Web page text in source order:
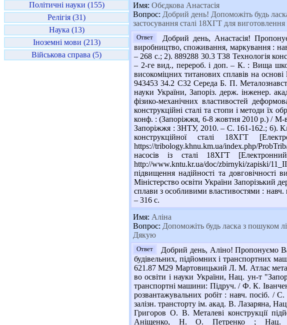
Політичні науки (155)
Релігія (31)
Наука (13)
Іноземні мови (213)
Військова справа (5)
Имя: Обєдкова Анастасія
Вопрос: Добрий день! Допоможіть будь
застосування сталі 18ХГТ для виготовлення
Ответ
Добрий день, Анастасія!
виробництво, споживання, маркування :
– 268 с.; 2). 889288 30.3 Т38 Технологія
– 2-ге вид., перероб. і доп. – К. : Вища
високоміцних титанових сплавів на
943453 34.2 С32 Середа Б. П.
науки України, Запоріз. держ. інженер.
фізико-механічних властивостей
конструкційні сталі та стопи і методи їх
конф. : (Запоріжжя, 6-8 жовтня 2010 р.) / М-
Запоріжжя : ЗНТУ, 2010. – С. 161-162.; 6).
конструкційної сталі 18ХГТ
https://tribology.khnu.km.ua/index.php/
насосів із сталі 18ХГТ
http://www.kntu.kr.ua/doc/zbirnyki/zapiski/
підвищення надійності та
Міністерство освіти України
сплави з особливими властивостями :
– 316 с.
Имя: Аліна
Вопрос: Допоможіть будь ласка з пошуком
Дякую
Ответ
Добрий день, Аліно! Пропонуємо
будівельних, підйомних і транспортних
621.87 М29 Мартовицький Л. М. Атлас
во освіти і науки України, Нац. ун-т
транспортні машини: Підруч. / Ф. К.
розвантажувальних робіт : навч. посіб. /
залізн. трансторту ім. акад. В. Лазаряна,
Григоров О. В. Металеві конструкції
Аніщенко, Н. О. Петренко ;